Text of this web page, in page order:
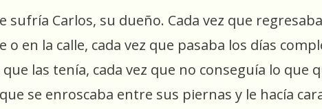
Carlos, su dueño. Cada vez que
o en la calle, cada vez que pasaba los días
las tenía, cada vez que no conseguía lo que
se enroscaba entre sus piernas y le hacía